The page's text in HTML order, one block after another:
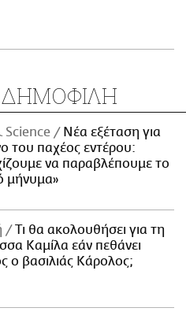
ΔΗΜΟΦΙΛΗ
Science
Νέα εξέταση για
του παχέος εντέρου:
να παραβλέπουμε το
μήνυμα»
Τι θα ακολουθήσει για τη
Καμίλα εάν πεθάνει
ο βασιλιάς Κάρολος;